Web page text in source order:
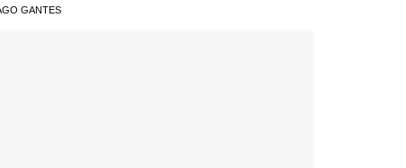
GANTES